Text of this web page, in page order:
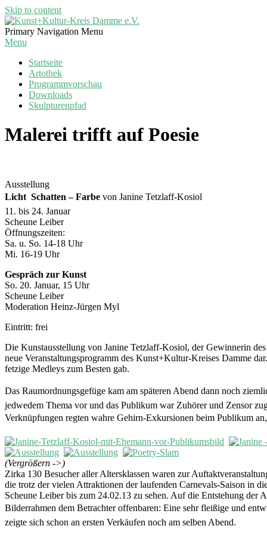
Skip to content
Kunst+Kultur-
Kreis
Primary Navigation Menu
Menu
Startseite
Artothek
Programmvorschau
Downloads
Skulpturenpfad
Malerei trifft auf Poesie
Ausstellung
Licht  Schatten – Farbe von Janine Tetzlaff-Kosiol
11. bis 24. Januar
Scheune Leiber
Öffnungszeiten:
Sa. u. So. 14-18 Uhr
Mi. 16-19 Uhr
Gespräch zur Kunst
So. 20. Januar, 15 Uhr
Scheune Leiber
Moderation Heinz-Jürgen Myl
Eintritt: frei
Die Kunstausstellung von Janine Tetzlaff-Kosiol, der Gewinnerin
neue Veranstaltungsprogramm des Kunst+Kultur-Kreises Damme
fetzige Medleys zum Besten gab.
Das Raumordnungsgefüge kam am späteren Abend dann noch
jedwedem Thema vor und das Publikum war Zuhörer und Zensor
Verknüpfungen regten wahre Gehirn-Exkursionen beim Publikum
(Vergrößern ->)
Zirka 130 Besucher aller Altersklassen waren zur
die trotz der vielen Attraktionen der laufenden Carnevals-Saison in
Scheune Leiber bis zum 24.02.13 zu sehen. Auf die Entstehung
Bilderrahmen dem Betrachter offenbaren: Eine sehr fleißige und
zeigte sich schon an ersten Verkäufen noch am selben Abend.